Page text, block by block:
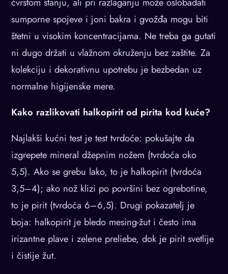
sumporne spojeve i joni bakra i gvožđa mogu biti
štetni u visokim koncentracijama. Ne treba ga gutati
ni dugo držati u vlažnom okruženju bez zaštite. Za
kolekciju i dekorativnu upotrebu je bezbedan uz
normalne higijenske mere.
Kako razlikovati halkopirit od pirita kod kuće?
Najlakši kućni test je test tvrdoće: pokušajte da
izgrepete mineral džepnim nožem (tvrdoća oko
5,5). Ako se grebu lako, to je halkopirit (tvrdoća
3,5–4); ako nož klizi po površini bez ogrebotine,
to je pirit (tvrdoća 6–6,5). Drugi pokazatelj je
boja: halkopirit je bledo mesing-žut i često ima
irizantne plave i zelene preliebe, dok je pirit svetlije
i čistije žut.